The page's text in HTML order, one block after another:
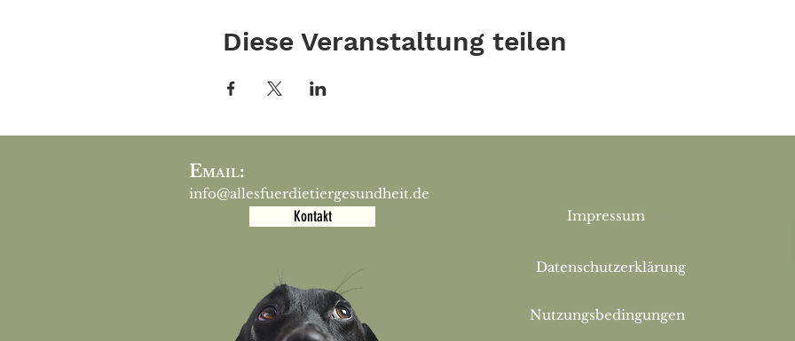
Diese Veranstaltung teilen
EMAIL:
info@allesfuerdietiergesundheit.de
Kontakt Impressum
Datenschutzerklärung
Nutzungsbedingungen